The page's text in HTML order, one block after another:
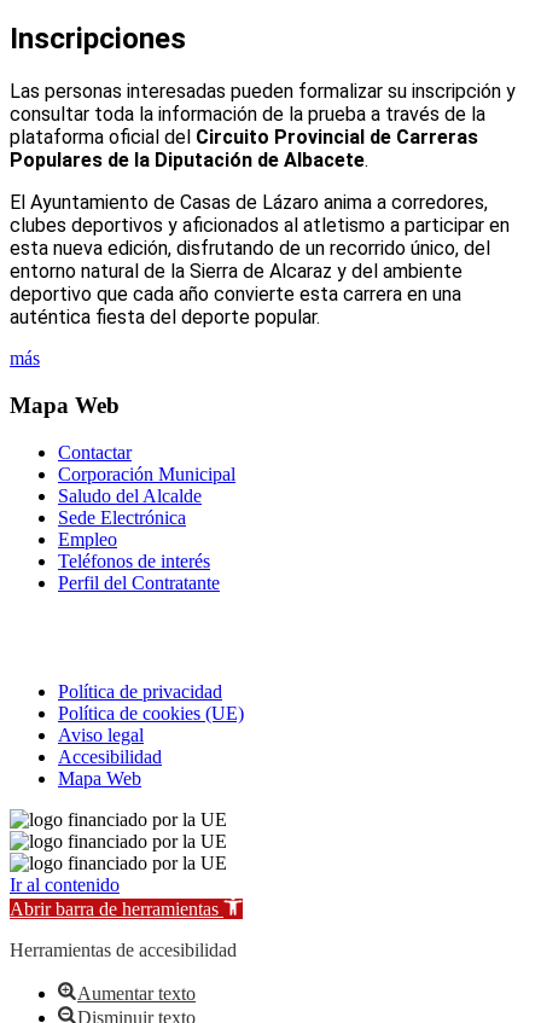
Inscripciones
Las personas interesadas pueden formalizar su inscripción y
consultar toda la información de la prueba a través de la
plataforma oficial del Circuito Provincial de Carreras
Populares de la Diputación de Albacete.
El Ayuntamiento de Casas de Lázaro anima a corredores,
clubes deportivos y aficionados al atletismo a participar en
esta nueva edición, disfrutando de un recorrido único, del
entorno natural de la Sierra de Alcaraz y del ambiente
deportivo que cada año convierte esta carrera en una
auténtica fiesta del deporte popular.
más
Mapa Web
Contactar
Corporación Municipal
Saludo del Alcalde
Sede Electrónica
Empleo
Teléfonos de interés
Perfil del Contratante
Política de privacidad
Política de cookies (UE)
Aviso legal
Accesibilidad
Mapa Web
Ir al contenido
Abrir barra de herramientas
Herramientas de accesibilidad
Aumentar texto
Disminuir texto